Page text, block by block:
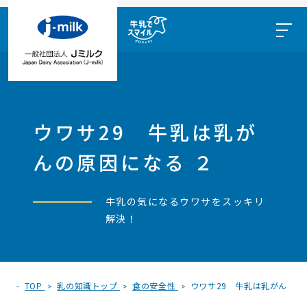
ウワサ29 牛乳は乳が
んの原因になる ２
牛乳の気になるウワサをスッキリ
解決！
TOP 乳の知識トップ 食の安全性
ウワサ29 牛乳は乳がん